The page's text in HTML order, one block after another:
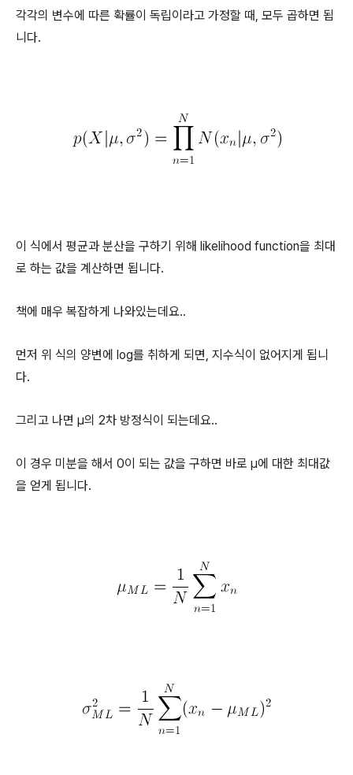
각각의 변수에 따른 확률이 독립이라고 가정할 때, 모두 곱하면 됩
니다.
이 식에서 평균과 분산을 구하기 위해 likelihood function을 최대
로 하는 값을 계산하면 됩니다.
책에 매우 복잡하게 나와있는데요..
먼저 위 식의 양변에 log를 취하게 되면, 지수식이 없어지게 됩니
다.
그리고 나면 μ의 2차 방정식이 되는데요..
이 경우 미분을 해서 0이 되는 값을 구하면 바로 μ에 대한 최대값
을 얻게 됩니다.